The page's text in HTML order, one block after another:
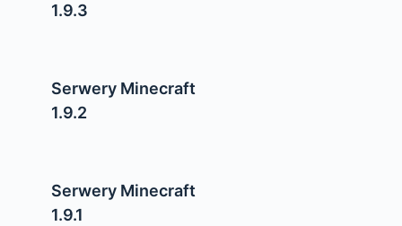
1.9.3
Serwery Minecraft
1.9.2
Serwery Minecraft
1.9.1